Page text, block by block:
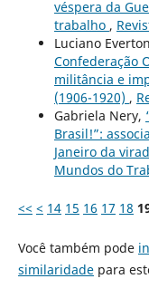
véspera da
trabalho ,
Luciano
Confederação
militância e
(1906-1920) ,
Gabriela Nery,
Brasil!”:
Janeiro da
Mundos do
<< < 14 15 16 17 18
Você também pode
similaridadepara